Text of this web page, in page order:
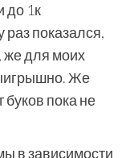
до 1к
раз показался,
же для моих
Же
пока не
в зависимости